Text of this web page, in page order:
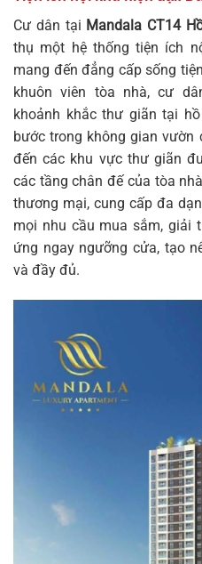
Cư dân tại Mandala CT14
thụ một hệ thống tiện ích
mang đến đẳng cấp sống
khuôn viên tòa nhà, cư
khoảnh khắc thư giãn tại
bước trong không gian vườn
đến các khu vực thư giãn
các tầng chân đế của tòa
thương mại, cung cấp đa
mọi nhu cầu mua sắm, giải
ứng ngay ngưỡng cửa, tạo
và đầy đủ.